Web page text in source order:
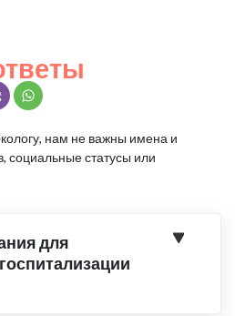
нам не важны имена и
статусы или
для